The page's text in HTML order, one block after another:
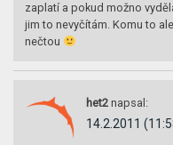
zaplatí a pokud možno
jim to nevyčítám. Komu to
nečtou
het2 napsal:
14.2.2011